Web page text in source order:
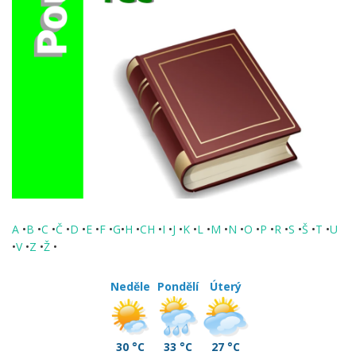
A •B •C •Č •D •E •F •G•H •CH •I •J •K •L •M •N •O •P •R •S •Š •T •U
•V •Z •Ž •
Neděle
30 °C
Pondělí
33 °C
Úterý
27 °C